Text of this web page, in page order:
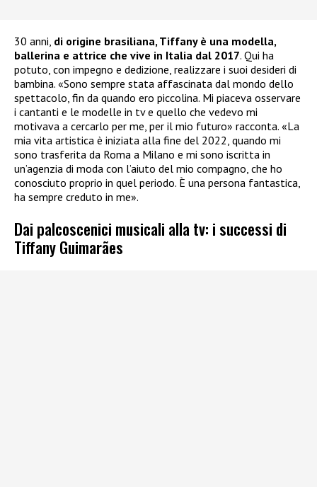
30 anni, di origine brasiliana, Tiffany è una modella,
ballerina e attrice che vive in Italia dal 2017. Qui ha
potuto, con impegno e dedizione, realizzare i suoi desideri di
bambina. «Sono sempre stata affascinata dal mondo dello
spettacolo, fin da quando ero piccolina. Mi piaceva osservare
i cantanti e le modelle in tv e quello che vedevo mi
motivava a cercarlo per me, per il mio futuro» racconta. «La
mia vita artistica è iniziata alla fine del 2022, quando mi
sono trasferita da Roma a Milano e mi sono iscritta in
un’agenzia di moda con l’aiuto del mio compagno, che ho
conosciuto proprio in quel periodo. È una persona fantastica,
ha sempre creduto in me».
Dai palcoscenici musicali alla tv: i successi di
Tiffany Guimarães